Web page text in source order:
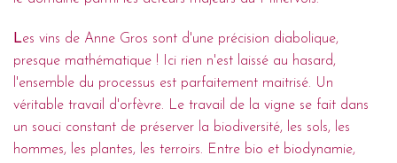
Les vins de Anne Gros sont d'une précision diabolique,
presque mathématique ! Ici rien n'est laissé au hasard,
l'ensemble du processus est parfaitement maitrisé. Un
véritable travail d'orfèvre. Le travail de la vigne se fait dans
un souci constant de préserver la biodiversité, les sols, les
hommes, les plantes, les terroirs. Entre bio et biodynamie,